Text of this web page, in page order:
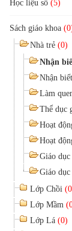
Học liệu số (5)
Sách giáo khoa
Nhà trẻ (0)
Nhận
Nhận
Làm
Thể dục
Hoạt
Hoạt
Giáo dục
Giáo
Lớp Chồi
Lớp Mầm
Lớp Lá (0)